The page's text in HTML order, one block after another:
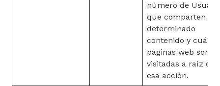
número de
que comparten un
determinado
contenido y
páginas web son
visitadas a raíz de
esa acción.